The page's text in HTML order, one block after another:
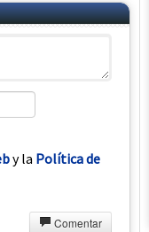
y la Política de
Comentar